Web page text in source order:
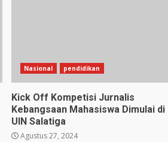
Nasional pendidikan
Kick Off Kompetisi Jurnalis
Kebangsaan Mahasiswa Dimulai di
UIN Salatiga
Agustus 27, 2024